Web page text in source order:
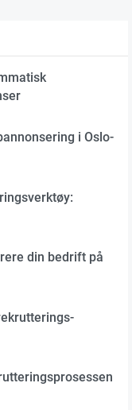
i Oslo-
din bedrift på